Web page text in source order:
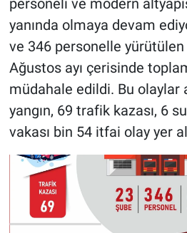
personeli ve modern
yanında olmaya devam
ve 346 personelle
Ağustos ayı çerisinde
müdahale edildi. Bu olaylar
yangın, 69 trafik kazası, 6
vakası bin 54 itfai olay yer